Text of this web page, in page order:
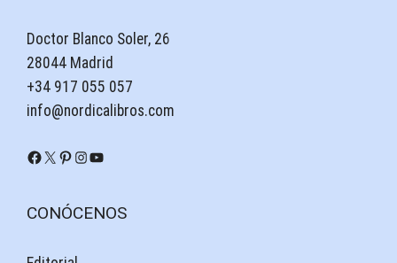
Doctor Blanco Soler, 26
28044 Madrid
+34 917 055 057
info@nordicalibros.com
Facebook
X Pinterest
Instagram
YouTube
CONÓCENOS